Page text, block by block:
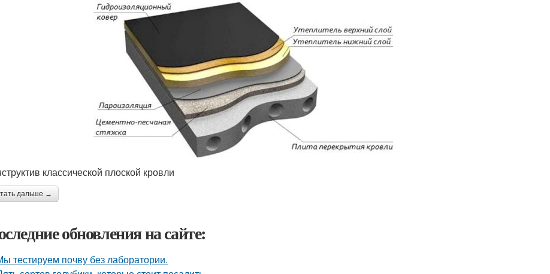
классической плоской кровли
дальше →
обновления на сайте:
тестируем почву без лаборатории.